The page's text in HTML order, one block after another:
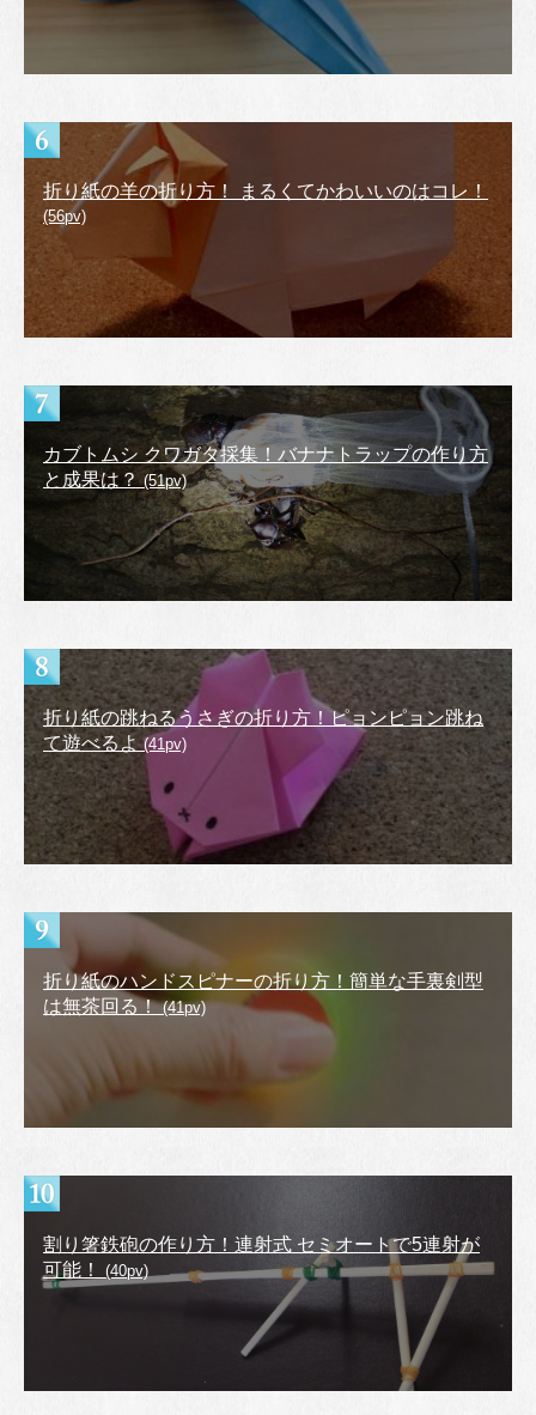
折り紙の羊の折り方！ まるくてかわいいのはコレ！
(56pv)
カブトムシ クワガタ採集！バナナトラップの作り方
と成果は？(51pv)
折り紙の跳ねるうさぎの折り方！ピョンピョン跳ね
て遊べるよ(41pv)
折り紙のハンドスピナーの折り方！簡単な手裏剣型
は無茶回る！(41pv)
割り箸鉄砲の作り方！連射式 セミオートで5連射が
可能！
(40pv)